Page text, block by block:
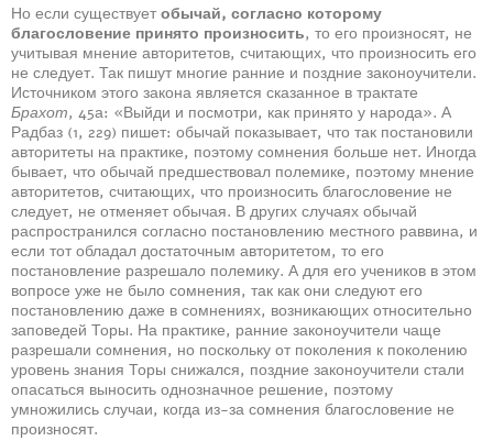
Но если существует обычай, согласно которому
благословение принято произносить, то его произносят, не
учитывая мнение авторитетов, считающих, что произносить его
не следует. Так пишут многие ранние и поздние законоучители.
Источником этого закона является сказанное в трактате
Брахот, 45а: «Выйди и посмотри, как принято у народа». А
Радбаз (1, 229) пишет: обычай показывает, что так постановили
авторитеты на практике, поэтому сомнения больше нет. Иногда
бывает, что обычай предшествовал полемике, поэтому мнение
авторитетов, считающих, что произносить благословение не
следует, не отменяет обычая. В других случаях обычай
распространился согласно постановлению местного раввина, и
если тот обладал достаточным авторитетом, то его
постановление разрешало полемику. А для его учеников в этом
вопросе уже не было сомнения, так как они следуют его
постановлению даже в сомнениях, возникающих относительно
заповедей Торы. На практике, ранние законоучители чаще
разрешали сомнения, но поскольку от поколения к поколению
уровень знания Торы снижался, поздние законоучители стали
опасаться выносить однозначное решение, поэтому
умножились случаи, когда из-за сомнения благословение не
произносят.